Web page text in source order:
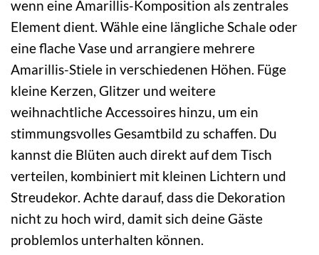
wenn eine Amarillis-Komposition als zentrales
Element dient. Wähle eine längliche Schale oder
eine flache Vase und arrangiere mehrere
Amarillis-Stiele in verschiedenen Höhen. Füge
kleine Kerzen, Glitzer und weitere
weihnachtliche Accessoires hinzu, um ein
stimmungsvolles Gesamtbild zu schaffen. Du
kannst die Blüten auch direkt auf dem Tisch
verteilen, kombiniert mit kleinen Lichtern und
Streudekor. Achte darauf, dass die Dekoration
nicht zu hoch wird, damit sich deine Gäste
problemlos unterhalten können.